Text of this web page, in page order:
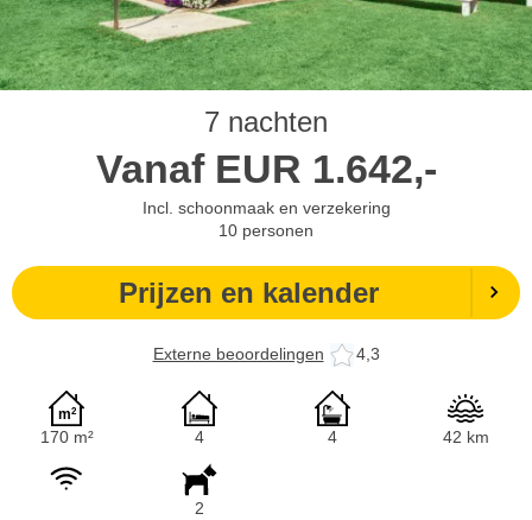
7 nachten
Vanaf EUR 1.642,-
Incl. schoonmaak en verzekering
10 personen
Prijzen en kalender
Externe beoordelingen 4,3
170 m² 4 4 42 km
2